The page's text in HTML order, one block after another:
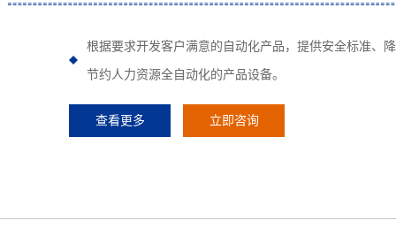
根据要求开发客户满意的自动化产品，提供安全标准、
节约人力资源全自动化的产品设备。
查看更多 立即咨询